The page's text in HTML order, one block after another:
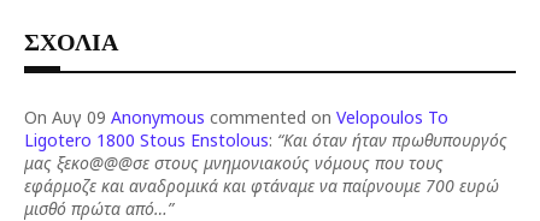
ΣΧΟΛΙΑ
On Αυγ 09 Anonymous commented on Velopoulos To
Ligotero 1800 Stous Enstolous: “Και όταν ήταν πρωθυπουργός
μας ξεκο@@@σε στους μνημονιακούς νόμους που τους
εφάρμοζε και αναδρομικά και φτάναμε να παίρνουμε 700 ευρώ
μισθό πρώτα από…”